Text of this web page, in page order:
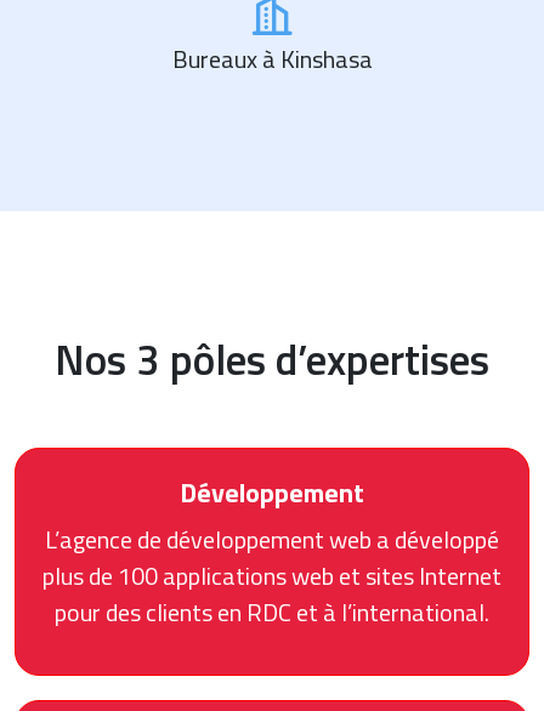
Bureaux à Kinshasa
Nos 3 pôles d’expertises
Développement
L’agence de développement web a développé
plus de 100 applications web et sites Internet
pour des clients en RDC et à l’international.